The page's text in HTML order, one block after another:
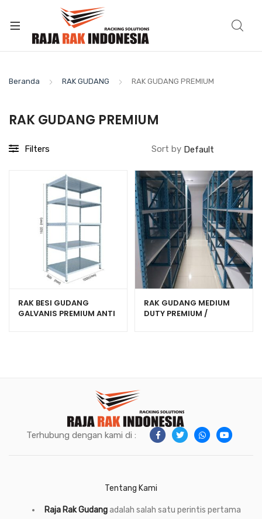
Beranda RAK GUDANG RAK GUDANG PREMIUM
RAK GUDANG PREMIUM
Filters Sort by
RAK BESI GUDANG
GALVANIS PREMIUM ANTI
RAK GUDANG MEDIUM
DUTY PREMIUM /
Terhubung dengan kami di :
Tentang Kami
Raja Rak Gudangadalah salah satu perintis pertama